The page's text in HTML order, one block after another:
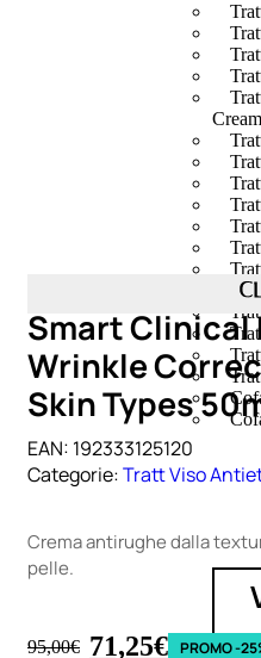
Cream
Smart
Wrinkle
Skin Types
EAN: 192333125120
Categorie:Tratt Viso
Crema antirughe dalla
pelle.
95,00€ 71,25€ PROMO -